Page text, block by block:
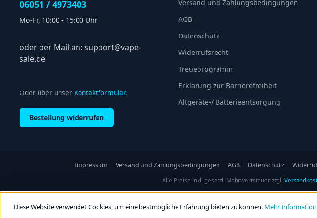
06051 / 4973403
Mo-Fr, 10:00 - 15:00 Uhr
oder per Mail an: support@vape-
sale.de
Oder über unser Kontaktformular.
Bestellung widerrufen
Versand und Zahlungsbedingungen
AGB
Datenschutz
Widerrufsrecht
Treueprogramm
Erklärung zur Barrierefreiheit
Altgeräte-/ Batterieentsorgung
Impressum Versand und Zahlungsbedingungen AGB Datenschutz
Alle Preise inkl. gesetzl. Mehrwertsteuer zzgl.
Diese Website verwendet Cookies, um eine bestmögliche Erfahrung bieten zu können. Mehr